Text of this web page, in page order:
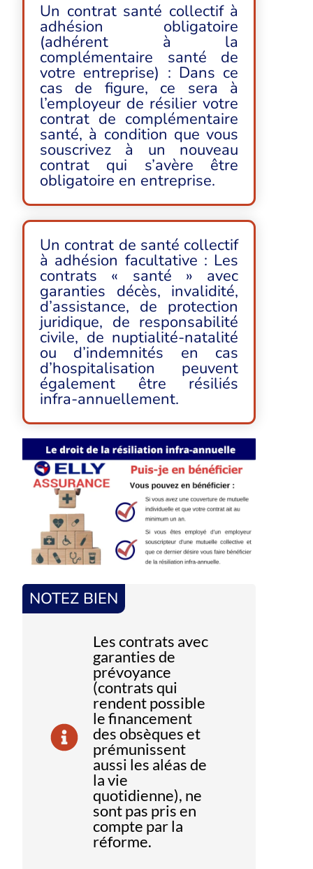
Un contrat santé collectif à
adhésion obligatoire
(adhérent à la
complémentaire santé de
votre entreprise) : Dans ce
cas de figure, ce sera à
l’employeur de résilier votre
contrat de complémentaire
santé, à condition que vous
souscrivez à un nouveau
contrat qui s’avère être
obligatoire en entreprise.
Un contrat de santé collectif
à adhésion facultative : Les
contrats « santé » avec
garanties décès, invalidité,
d’assistance, de protection
juridique, de responsabilité
civile, de nuptialité-natalité
ou d’indemnités en cas
d’hospitalisation peuvent
également être résiliés
infra-annuellement.
Les contrats avec
garanties de
prévoyance
(contrats qui
rendent possible
le financement
des obsèques et
prémunissent
aussi les aléas de
la vie
quotidienne), ne
sont pas pris en
compte par la
réforme.
NOTEZ BIEN